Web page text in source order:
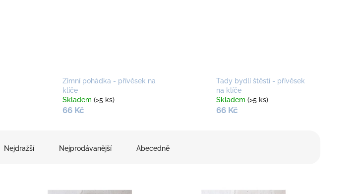
Zimní pohádka - přívěsek na
klíče
Skladem (>5 ks)
66 Kč
Tady bydlí štěstí - přívěsek
na klíče
Skladem (>5 ks)
66 Kč
Nejdražší Nejprodávanější Abecedně